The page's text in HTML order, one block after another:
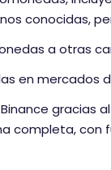
conocidas,
a otras
en mercados
gracias
completa, con